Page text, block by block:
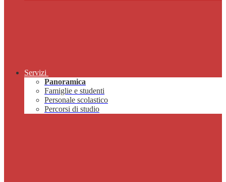
Servizi
Panoramica
Famiglie e studenti
Personale scolastico
Percorsi di studio